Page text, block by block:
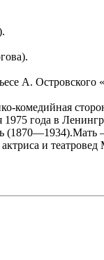
А. Островского
комедийная
года в
(1870—1934).Мать
и